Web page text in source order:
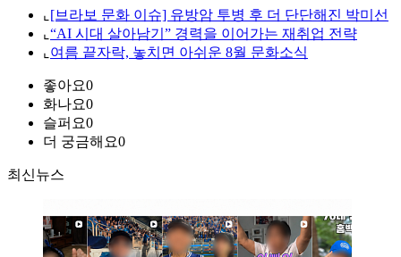
⌞ [브라보 문화 이슈] 유방암 투병 후 더 단단해진 박미선
⌞ “AI 시대 살아남기” 경력을 이어가는 재취업 전략
⌞ 여름 끝자락, 놓치면 아쉬운 8월 문화소식
좋아요0
화나요0
슬퍼요0
더 궁금해요0
최신뉴스